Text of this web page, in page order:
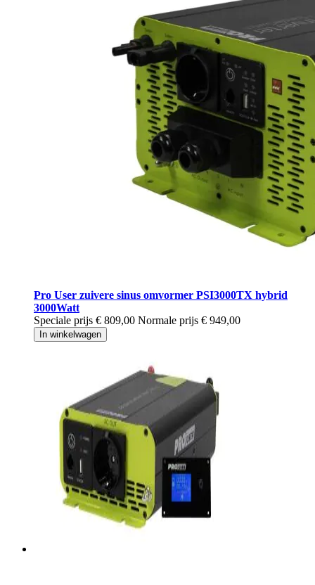
Pro User zuivere sinus omvormer PSI3000TX hybrid
3000Watt
Speciale prijs € 809,00 Normale prijs € 949,00
In winkelwagen